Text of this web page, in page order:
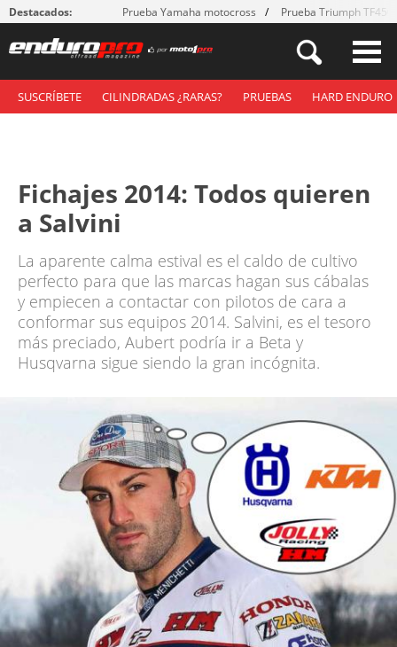
Destacados: Prueba Yamaha motocross Prueba Triumph
SUSCRÍBETE CILINDRADAS ¿RARAS? PRUEBAS HARD ENDURO
Fichajes 2014: Todos quieren
a Salvini
La aparente calma estival es el caldo de cultivo
perfecto para que las marcas hagan sus cábalas
y empiecen a contactar con pilotos de cara a
conformar sus equipos 2014. Salvini, es el tesoro
más preciado, Aubert podría ir a Beta y
Husqvarna sigue siendo la gran incógnita.